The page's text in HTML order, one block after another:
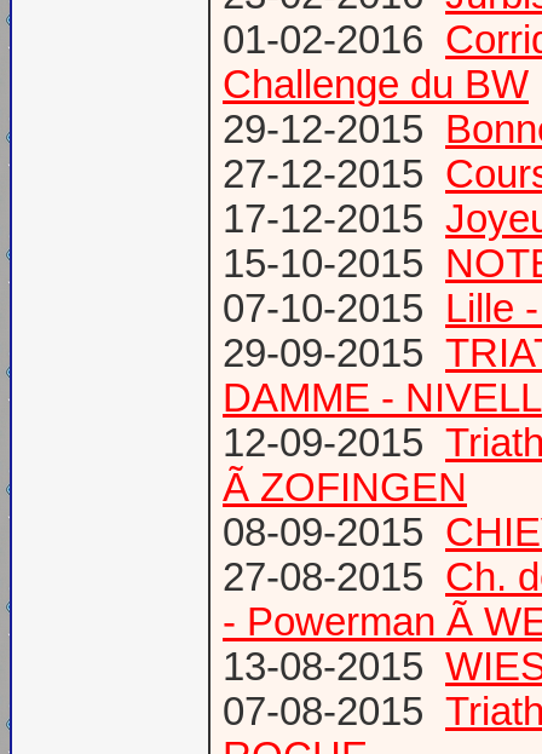
01-02-2016
Challenge du BW
29-12-2015
27-12-2015
17-12-2015
15-10-2015
07-10-2015 Lille
29-09-2015
DAMME -
12-09-2015
Ã ZOFINGEN
08-09-2015
27-08-2015 Ch.
- Powerman Ã
13-08-2015
07-08-2015